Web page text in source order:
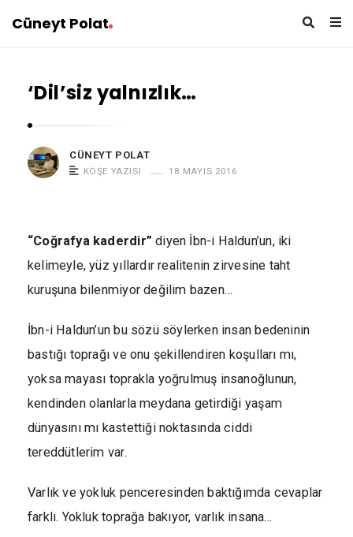
Cüneyt Polat
‘Dil’siz yalnızlık…
CÜNEYT POLAT
KÖŞE YAZISI 18 MAYIS 2016
“Coğrafya kaderdir” diyen İbn-i Haldun’un, iki
kelimeyle, yüz yıllardır realitenin zirvesine taht
kuruşuna bilenmiyor değilim bazen…
İbn-i Haldun’un bu sözü söylerken insan bedeninin
bastığı toprağı ve onu şekillendiren koşulları mı,
yoksa mayası toprakla yoğrulmuş insanoğlunun,
kendinden olanlarla meydana getirdiği yaşam
dünyasını mı kastettiği noktasında ciddi
tereddütlerim var.
Varlık ve yokluk penceresinden baktığımda cevaplar
farklı. Yokluk toprağa bakıyor, varlık insana…